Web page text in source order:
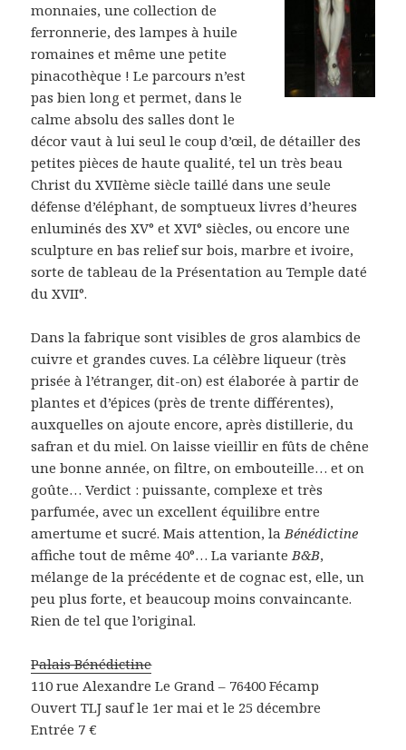
monnaies, une collection de
ferronnerie, des lampes à huile
romaines et même une petite
pinacothèque ! Le parcours n’est
pas bien long et permet, dans le
calme absolu des salles dont le
décor vaut à lui seul le coup d’œil, de détailler des
petites pièces de haute qualité, tel un très beau
Christ du XVIIème siècle taillé dans une seule
défense d’éléphant, de somptueux livres d’heures
enluminés des XV° et XVI° siècles, ou encore une
sculpture en bas relief sur bois, marbre et ivoire,
sorte de tableau de la Présentation au Temple daté
du XVII°.
Dans la fabrique sont visibles de gros alambics de
cuivre et grandes cuves. La célèbre liqueur (très
prisée à l’étranger, dit-on) est élaborée à partir de
plantes et d’épices (près de trente différentes),
auxquelles on ajoute encore, après distillerie, du
safran et du miel. On laisse vieillir en fûts de chêne
une bonne année, on filtre, on embouteille… et on
goûte… Verdict : puissante, complexe et très
parfumée, avec un excellent équilibre entre
amertume et sucré. Mais attention, laBénédictine
affiche tout de même 40°… La varianteB&B,
mélange de la précédente et de cognac est, elle, un
peu plus forte, et beaucoup moins convaincante.
Rien de tel que l’original.
Palais Bénédictine
110 rue Alexandre Le Grand – 76400 Fécamp
Ouvert TLJ sauf le 1er mai et le 25 décembre
Entrée 7 €